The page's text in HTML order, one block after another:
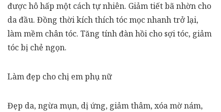
được hô hấp một cách tự nhiên. Giảm tiết bã nhờn cho
da đầu. Đồng thời kích thích tóc mọc nhanh trở lại,
làm mềm chân tóc. Tăng tính đàn hồi cho sợi tóc, giảm
tóc bị chẻ ngọn.
Làm đẹp cho chị em phụ nữ
Đẹp da, ngừa mụn, dị ứng, giảm thâm, xóa mờ nám,